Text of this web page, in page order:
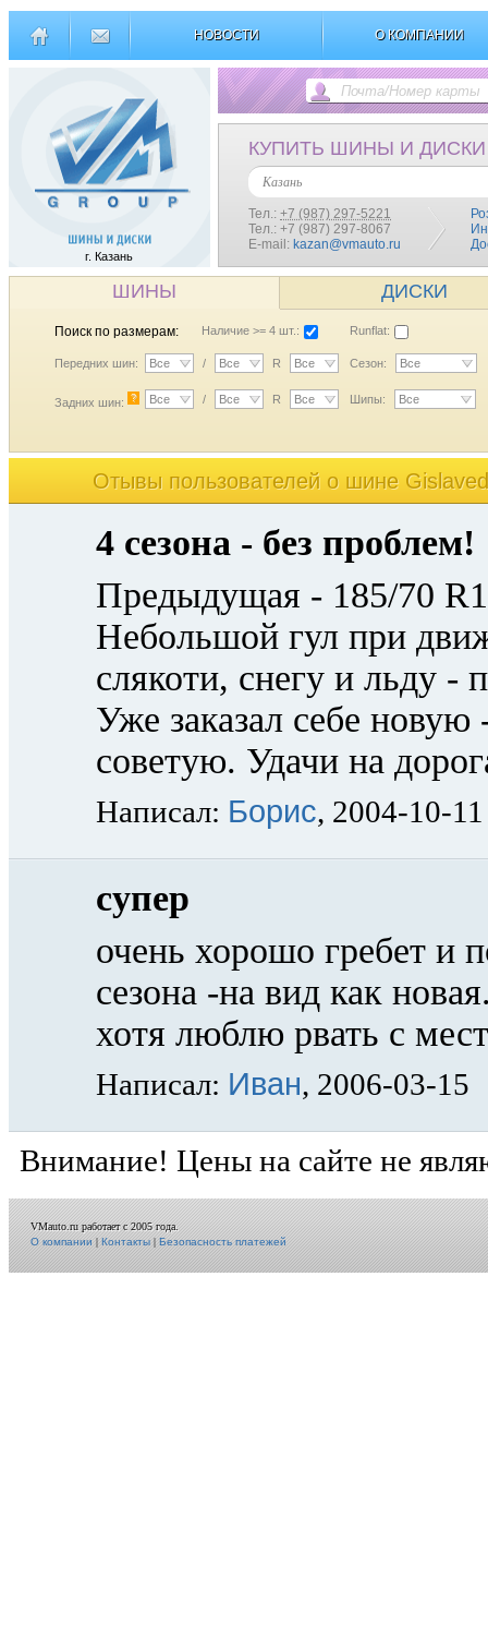
НОВОСТИ О КОМПАНИИ
г. Казань
КУПИТЬ ШИНЫ И ДИСКИ
Казань
Тел.: +7 (987) 297-5221
Тел.: +7 (987) 297-8067
E-mail: kazan@vmauto.ru
ШИНЫ ДИСКИ
Поиск по размерам: Наличие >= 4 шт.: Runflat:
Передних шин: Все / Все R Все Сезон: Все
Задних шин: ? Все / Все R Все Шипы: Все
Отывы пользователей o шине
4 сезона - без проблем!
Предыдущая - 185/70
Небольшой гул при
слякоти, снегу и льду -
Уже заказал себе
советую. Удачи на
Написал: Борис, 2004-10-11
супер
очень хорошо гребет и
сезона -на вид как
хотя люблю рвать с
Написал: Иван, 2006-03-15
Внимание! Цены на сайте не
VMauto.ru работает с 2005 года.
О компании|Контакты|Безопасность платежей